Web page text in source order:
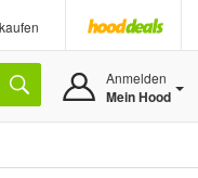
Anmelden
Mein Hood